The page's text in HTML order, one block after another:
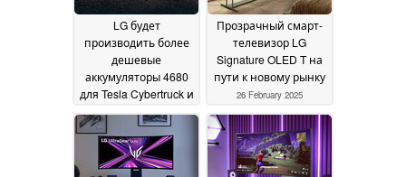
LG будет
производить более
дешевые
аккумуляторы 4680
для Tesla Cybertruck и
технологией катода
для холодной погоды
06 March 2025
Прозрачный смарт-
телевизор LG
Signature OLED T на
пути к новому рынку
26 February 2025